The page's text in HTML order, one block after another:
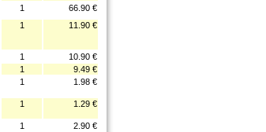
1
66.90 €
1 11.90 €
1
10.90 €
1
9.49 €
1 1.98 €
1 1.29 €
1
2.90 €